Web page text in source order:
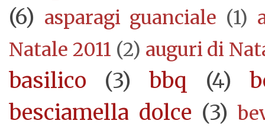
(6) asparagi guanciale (1)
Natale 2011 (2) auguri di
basilico (3) bbq (4)
besciamella dolce (3)